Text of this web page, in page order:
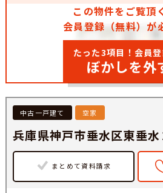
この物件をご覧頂
会員登録（無料）が
たった3項目！会員
ぼかしを外
中古一戸建て 空家
兵庫県神戸市垂水区東垂水
まとめて資料請求